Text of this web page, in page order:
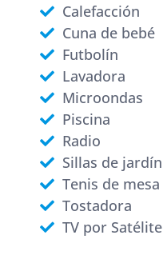
Calefacción
Cuna de bebé
Futbolín
Lavadora
Microondas
Piscina
Radio
Sillas de jardín
Tenis de mesa
Tostadora
TV por Satélite